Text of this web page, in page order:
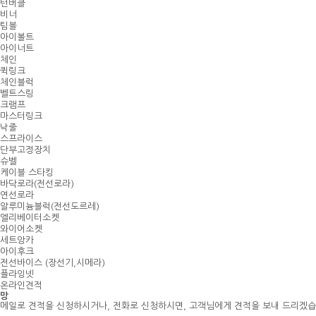
턴버클
비너
팀블
아이볼트
아이너트
체인
퀵링크
체인블럭
벨트스링
크램프
마스터링크
낙줄
스프라이스
단부고정장치
슈벨
케이블 스타킹
바닥로라(전선로라)
연선로라
알루미늄블럭(전선도르레)
엘리베이터소켓
와이어소켓
세트앙카
아이후크
전선바이스 (장선기,시메라)
플라잉넷
온라인견적
망
메일로 견적을 신청하시거나, 전화로 신청하시면, 고객님에게 견적을 보내 드리겠